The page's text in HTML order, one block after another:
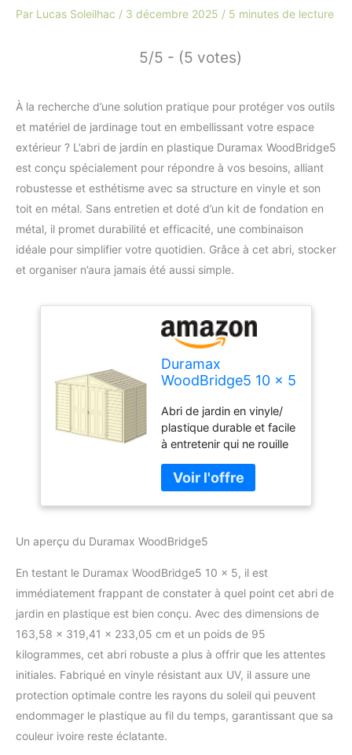
Par Lucas Soleilhac / 3 décembre 2025 / 5 minutes de lecture
5/5 - (5 votes)
À la recherche d’une solution pratique pour protéger vos outils
et matériel de jardinage tout en embellissant votre espace
extérieur ? L’abri de jardin en plastique Duramax WoodBridge5
est conçu spécialement pour répondre à vos besoins, alliant
robustesse et esthétisme avec sa structure en vinyle et son
toit en métal. Sans entretien et doté d’un kit de fondation en
métal, il promet durabilité et efficacité, une combinaison
idéale pour simplifier votre quotidien. Grâce à cet abri, stocker
et organiser n’aura jamais été aussi simple.
Duramax
WoodBridge5 10 x 5
jardin en plastique
avec kit de
fondation en métal,
structure de toit en
métal robuste, abri
en vinyle sans
entretien - Ivoire
Abri de jardin en vinyle/
plastique durable et facile
à entretenir qui ne rouille
se cabosse pas.
Structure métallique
renforcée et support de
supporter une charge de
Retardant de feu,
résistant au vent et à la
neige - La protection et la
nos abris de jardin sont
construits pour durer,
utilisez-les en toute
confiance tout au long de
renforcé par une solide
structure métallique et il
Un aperçu du Duramax WoodBridge5
En testant le Duramax WoodBridge5 10 x 5, il est
immédiatement frappant de constater à quel point cet abri de
jardin en plastique est bien conçu. Avec des dimensions de
163,58 x 319,41 x 233,05 cm et un poids de 95
kilogrammes, cet abri robuste a plus à offrir que les attentes
initiales. Fabriqué en vinyle résistant aux UV, il assure une
protection optimale contre les rayons du soleil qui peuvent
endommager le plastique au fil du temps, garantissant que sa
couleur ivoire reste éclatante.